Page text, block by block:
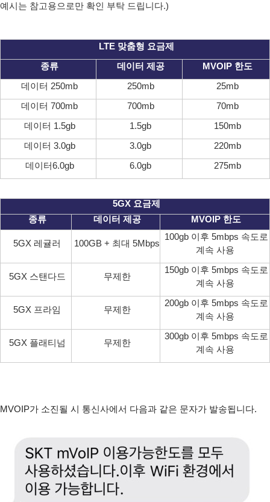
예시는 참고용으로만 확인 부탁 드립니다.)
LTE 맞춤형 요금제
종류
데이터 제공
MVOIP 한도
데이터 250mb
250mb
25mb
데이터 700mb
700mb
70mb
데이터 1.5gb
1.5gb
150mb
데이터 3.0gb
3.0gb
220mb
데이터6.0gb
6.0gb 275mb
5GX 요금제
종류
데이터 제공 MVOIP 한도
5GX 레귤러 100GB + 최대 5Mbps
100gb 이후 5mbps 속도로
계속 사용
5GX 스탠다드 무제한
150gb 이후 5mbps 속도로
계속 사용
5GX 프라임 무제한
200gb 이후 5mbps 속도로
계속 사용
5GX 플래티넘 무제한
300gb 이후 5mbps 속도로
계속 사용
MVOIP가 소진될 시 통신사에서 다음과 같은 문자가 발송됩니다.